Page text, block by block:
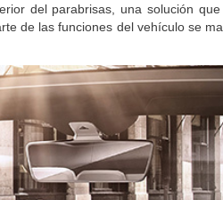
del parabrisas, una solución que
de las funciones del vehículo se